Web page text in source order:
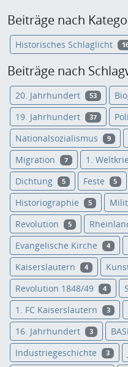
Beiträge nach
Historisches Schlaglicht
Beiträge nach
20. Jahrhundert 53
19. Jahrhundert 37
Nationalsozialismus 9
Migration 7 1.
Dichtung 5 Feste 5
Historiographie 5
Revolution 5
Evangelische Kirche 4
Kaiserslautern 4
Revolution 1848/49 4
1. FC Kaiserslautern 3
16. Jahrhundert 3
Industriegeschichte 3